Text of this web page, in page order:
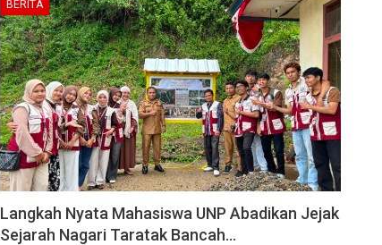
BERITA
Langkah Nyata Mahasiswa UNP Abadikan Jejak
Sejarah Nagari Taratak Bancah…